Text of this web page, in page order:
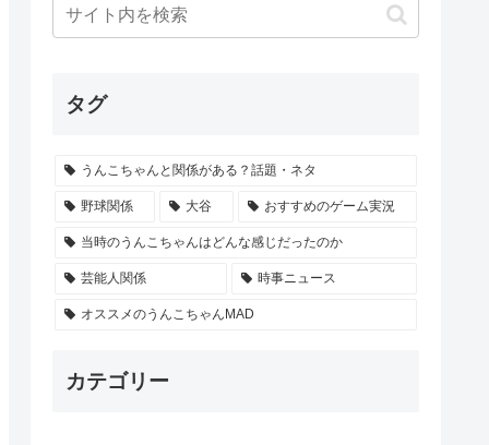
タグ
うんこちゃんと関係がある？話題・ネタ
野球関係 大谷 おすすめのゲーム実況
当時のうんこちゃんはどんな感じだったのか
芸能人関係 時事ニュース
オススメのうんこちゃんMAD
カテゴリー